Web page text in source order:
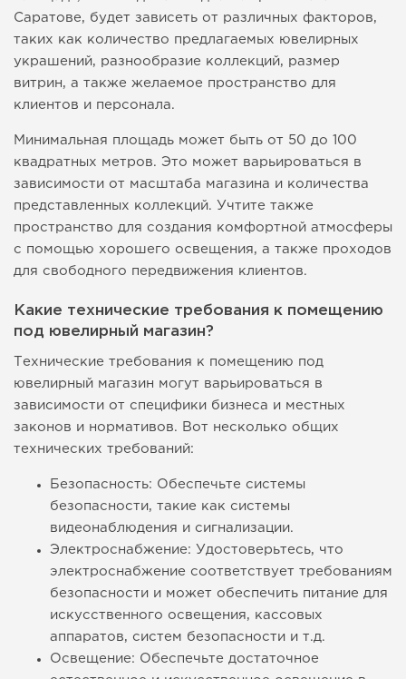
Саратове, будет зависеть от различных факторов,
таких как количество предлагаемых ювелирных
украшений, разнообразие коллекций, размер
витрин, а также желаемое пространство для
клиентов и персонала.
Минимальная площадь может быть от 50 до 100
квадратных метров. Это может варьироваться в
зависимости от масштаба магазина и количества
представленных коллекций. Учтите также
пространство для создания комфортной атмосферы
с помощью хорошего освещения, а также проходов
для свободного передвижения клиентов.
Какие технические требования к помещению
под ювелирный магазин?
Технические требования к помещению под
ювелирный магазин могут варьироваться в
зависимости от специфики бизнеса и местных
законов и нормативов. Вот несколько общих
технических требований:
Безопасность: Обеспечьте системы
безопасности, такие как системы
видеонаблюдения и сигнализации.
Электроснабжение: Удостоверьтесь, что
электроснабжение соответствует требованиям
безопасности и может обеспечить питание для
искусственного освещения, кассовых
аппаратов, систем безопасности и т.д.
Освещение: Обеспечьте достаточное